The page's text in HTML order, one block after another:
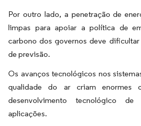
Por outro lado, a penetração de
limpas para apoiar a política de
carbono dos governos deve
de previsão.
Os avanços tecnológicos nos
qualidade do ar criam enormes
desenvolvimento tecnológico
aplicações.